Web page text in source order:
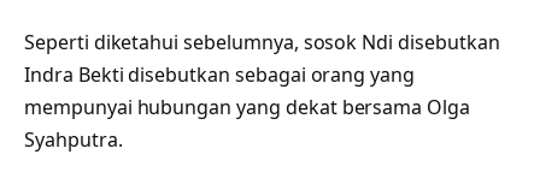
Seperti diketahui sebelumnya, sosok Ndi disebutkan
Indra Bekti disebutkan sebagai orang yang
mempunyai hubungan yang dekat bersama Olga
Syahputra.